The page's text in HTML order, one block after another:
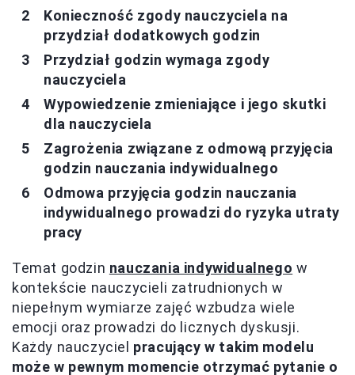
Konieczność zgody nauczyciela na
przydział dodatkowych godzin
Przydział godzin wymaga zgody
nauczyciela
Wypowiedzenie zmieniające i jego skutki
dla nauczyciela
Zagrożenia związane z odmową przyjęcia
godzin nauczania indywidualnego
Odmowa przyjęcia godzin nauczania
indywidualnego prowadzi do ryzyka utraty
pracy
Temat godzin nauczania indywidualnego w
kontekście nauczycieli zatrudnionych w
niepełnym wymiarze zajęć wzbudza wiele
emocji oraz prowadzi do licznych dyskusji.
Każdy nauczyciel pracujący w takim modelu
może w pewnym momencie otrzymać pytanie o